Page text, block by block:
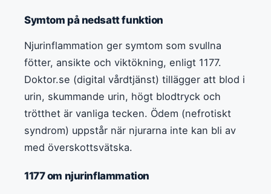
Symtom på nedsatt funktion
Njurinflammation ger symtom som svullna
fötter, ansikte och viktökning, enligt 1177.
Doktor.se (digital vårdtjänst) tillägger att blod i
urin, skummande urin, högt blodtryck och
trötthet är vanliga tecken. Ödem (nefrotiskt
syndrom) uppstår när njurarna inte kan bli av
med överskottsvätska.
1177 om njurinflammation